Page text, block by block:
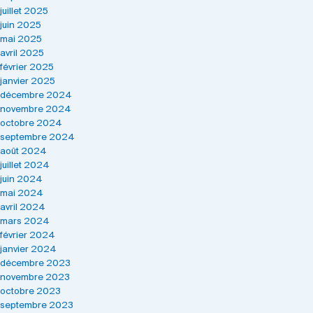
juillet 2025
juin 2025
mai 2025
avril 2025
février 2025
janvier 2025
décembre 2024
novembre 2024
octobre 2024
septembre 2024
août 2024
juillet 2024
juin 2024
mai 2024
avril 2024
mars 2024
février 2024
janvier 2024
décembre 2023
novembre 2023
octobre 2023
septembre 2023